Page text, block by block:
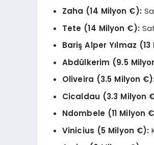
Zaha (14 Milyon €):
Tete (14 Milyon €):
Bariş Alper Yılmaz
Abdülkerim (9.5
Oliveira (3.5 Milyon €):
Cicaldau (3.3 Milyon
Ndombele (11 Milyon
Vinicius (5 Milyon €):